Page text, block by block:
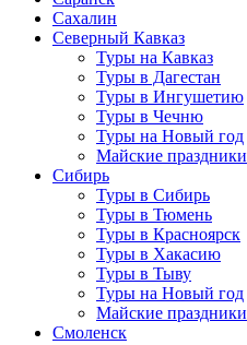
Сахалин
Северный Кавказ
Туры на Кавказ
Туры в Дагестан
Туры в Ингушетию
Туры в Чечню
Туры на Новый год
Майские праздники
Сибирь
Туры в Сибирь
Туры в Тюмень
Туры в Красноярск
Туры в Хакасию
Туры в Тыву
Туры на Новый год
Майские праздники
Смоленск